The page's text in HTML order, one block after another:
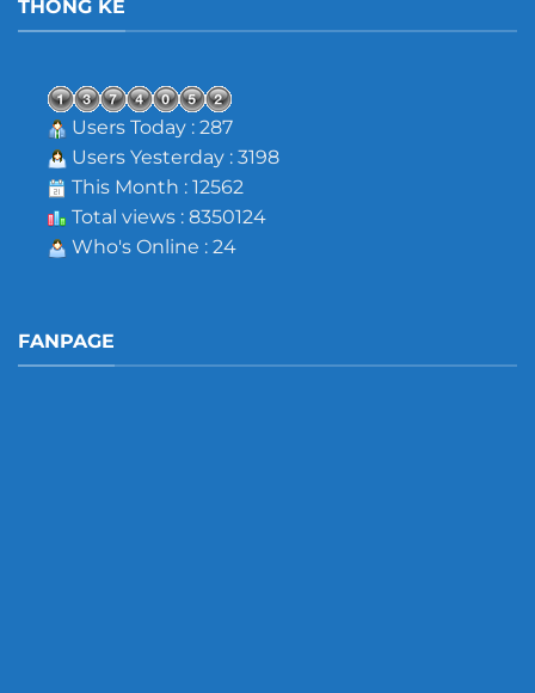
THỐNG KÊ
Users Today : 287
Users Yesterday : 3198
This Month : 12562
Total views : 8350124
Who's Online : 24
FANPAGE